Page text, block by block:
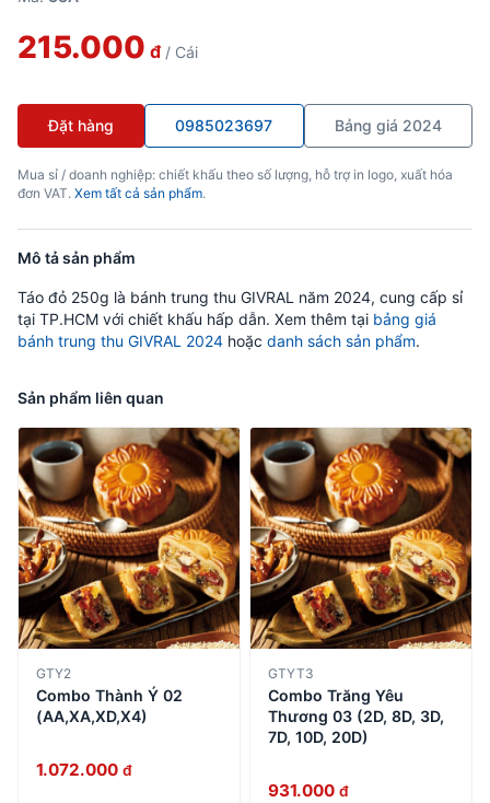
215.000 đ / Cái
Đặt hàng 0985023697 Bảng giá 2024
Mua sỉ / doanh nghiệp: chiết khấu theo số lượng, hỗ trợ in logo, xuất hóa
đơn VAT. Xem tất cả sản phẩm.
Mô tả sản phẩm
Táo đỏ 250g là bánh trung thu GIVRAL năm 2024, cung cấp sỉ
tại TP.HCM với chiết khấu hấp dẫn. Xem thêm tại bảng giá
bánh trung thu GIVRAL 2024 hoặc danh sách sản phẩm.
Sản phẩm liên quan
GTY2
Combo Thành Ý 02
(AA,XA,XD,X4)
1.072.000 đ
GTYT3
Combo Trăng Yêu
Thương 03 (2D, 8D, 3D,
7D, 10D, 20D)
931.000 đ